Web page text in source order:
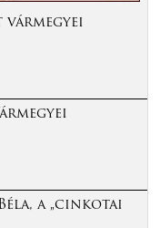
vármegyei
a „cinkotai